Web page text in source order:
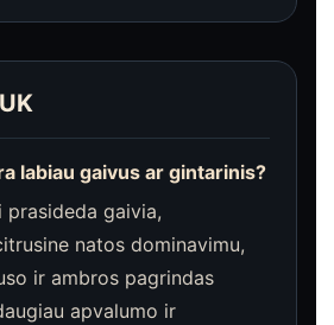
labiau gaivus ar gintarinis?
prasideda gaivia,
natos dominavimu,
ir ambros pagrindas
apvalumo ir